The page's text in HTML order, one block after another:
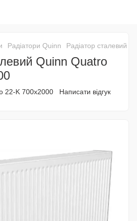
Радіатори Quinn Радіатор сталевий
Quinn Quatro
22-K 700x2000 Написати відгук